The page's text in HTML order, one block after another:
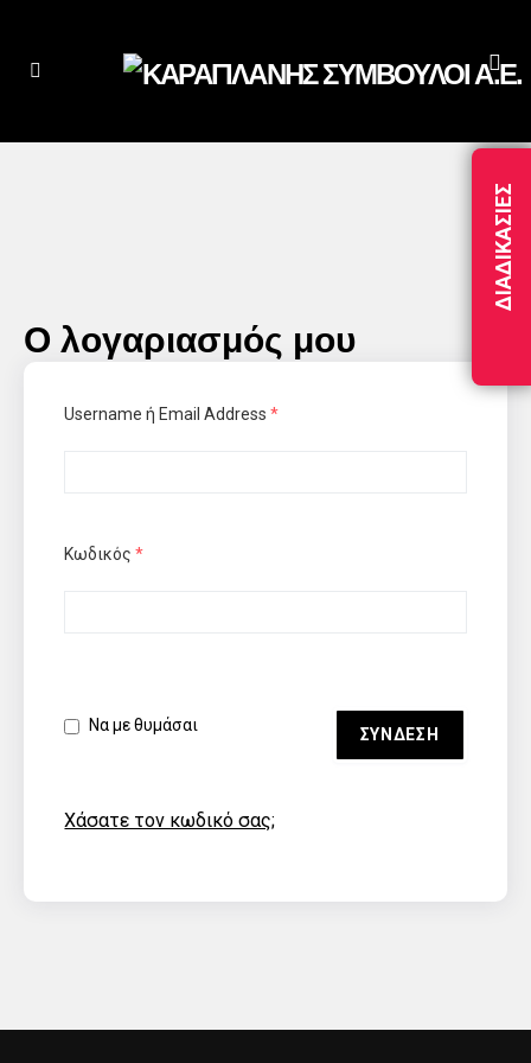
Ο λογαριασμός μου
Username ή Email Address*
Κωδικός*
Να με θυμάσαι
Χάσατε τον κωδικό σας;
ΔΙΑΔΙΚΑΣΊΕΣ